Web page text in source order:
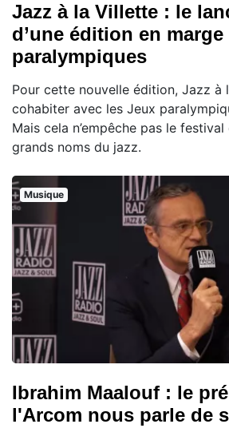
Jazz à la Villette : le
d’une édition en
paralympiques
Pour cette nouvelle édition, Jazz à
cohabiter avec les Jeux
Mais cela n’empêche pas le festival
grands noms du jazz.
Musique
Ibrahim Maalouf : le
l'Arcom nous parle de